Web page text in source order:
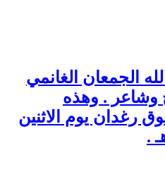
الجمعان الغانمي
وشاعر . وهذه
رغدان يوم الاثنين